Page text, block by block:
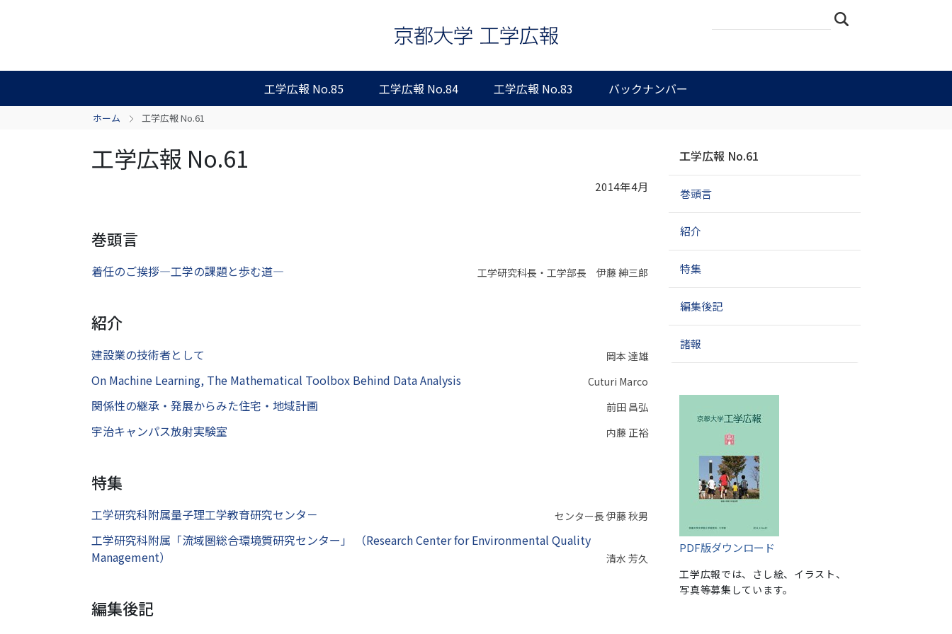
工学広報 No.85 工学広報 No.84 工学広報 No.83 バックナンバー
イ
検
細
ホーム 工学広報 No.61
工学広報 No.61
2014年4月
巻頭言
着任のご挨拶―工学の課題と歩む道― 工学研究科長・工学部長 伊藤 紳三郎
紹介
建設業の技術者として 岡本 達雄
On Machine Learning, The Mathematical Toolbox Behind Data Analysis Cuturi Marco
関係性の継承・発展からみた住宅・地域計画 前田 昌弘
宇治キャンパス放射実験室 内藤 正裕
特集
工学研究科附属量子理工学教育研究センタ－ センター長 伊藤 秋男
工学研究科附属「流域圏総合環境質研究センター」 （Research Center for Environmental Quality
Management）
清水 芳久
編集後記
ビ
ゲ
シ
ン
工学広報 No.61
巻頭言
紹介
特集
編集後記
諸報
PDF版ダウンロード
工学広報では、さし絵、イラスト、
写真等募集しています。